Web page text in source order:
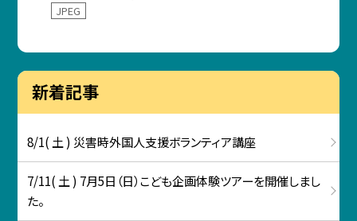
JPEG
新着記事
8/1( 土 ) 災害時外国人支援ボランティア講座
7/11( 土 ) 7月5日（日）こども企画体験ツアーを開催しまし
た。